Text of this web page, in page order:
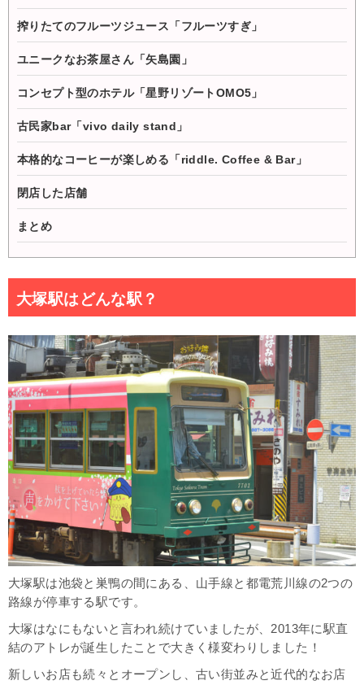
搾りたてのフルーツジュース「フルーツすぎ」
ユニークなお茶屋さん「矢島園」
コンセプト型のホテル「星野リゾートOMO5」
古民家bar「vivo daily stand」
本格的なコーヒーが楽しめる「riddle. Coffee & Bar」
閉店した店舗
まとめ
大塚駅はどんな駅？
大塚駅は池袋と巣鴨の間にある、山手線と都電荒川線の2つの
路線が停車する駅です。
大塚はなにもないと言われ続けていましたが、2013年に駅直
結のアトレが誕生したことで大きく様変わりしました！
新しいお店も続々とオープンし、古い街並みと近代的なお店